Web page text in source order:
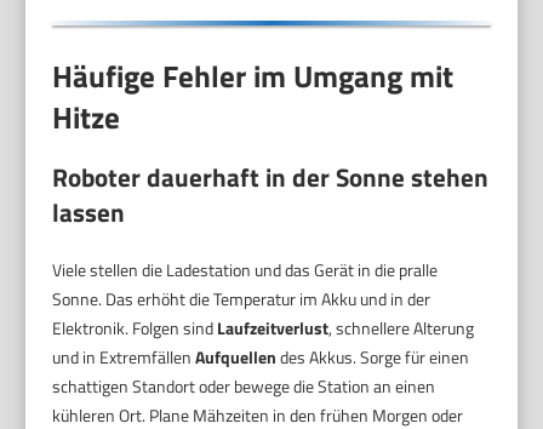
Häufige Fehler im Umgang mit
Hitze
Roboter dauerhaft in der Sonne stehen
lassen
Viele stellen die Ladestation und das Gerät in die pralle
Sonne. Das erhöht die Temperatur im Akku und in der
Elektronik. Folgen sindLaufzeitverlust, schnellere Alterung
und in ExtremfällenAufquellendes Akkus. Sorge für einen
schattigen Standort oder bewege die Station an einen
kühleren Ort. Plane Mähzeiten in den frühen Morgen oder